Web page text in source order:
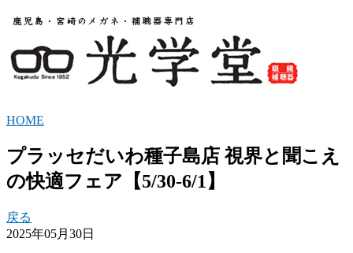
HOME
プラッセだいわ種子島店 視界と聞こえ
の快適フェア【5/30-6/1】
戻る
2025年05月30日